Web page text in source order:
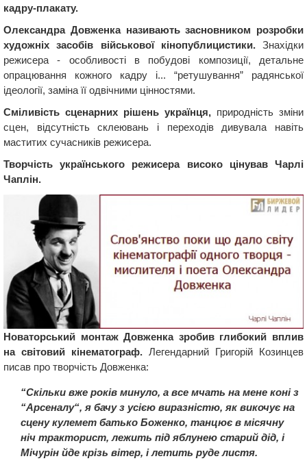
кадру-плакату.
Олександра Довженка називають засновником розробки
художніх засобів військової кінопублицистики.Знахідки
режисера - особливості в побудові композиції, детальне
опрацювання кожного кадру і... “ретушування” радянської
ідеології, заміна її одвічними цінностями.
Сміливість сценарних рішень українця, природність зміни
сцен, відсутність склеювань і переходів дивувала навіть
маститих сучасників режисера.
Творчість українського режисера високо цінував Чарлі
Чаплін.
Новаторський монтаж Довженка зробив глибокий вплив
на світовий кінематограф. Легендарний Григорій Козинцев
писав про творчість Довженка:
“Скільки вже років минуло, а все мчать на мене коні з
“Арсеналу“, я бачу з усією виразністю, як викочує на
сцену кулемет батько Боженко, танцює в місячну
ніч тракторист, лежить під яблунею старий дід, і
Мічурін йде крізь вітер, і летить руде листя.